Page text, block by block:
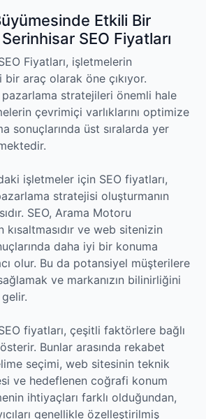
Etkili Bir
SEO Fiyatları
Fiyatları, işletmelerin
araç olarak öne çıkıyor.
stratejileri önemli hale
çevrimiçi varlıklarını optimize
sonuçlarında üst sıralarda yer
işletmeler için SEO fiyatları,
stratejisi oluşturmanın
SEO, Arama Motoru
ve web sitenizin
daha iyi bir konuma
olur. Bu da potansiyel müşterilere
ve markanızın bilinirliğini
fiyatları, çeşitli faktörlere bağlı
Bunlar arasında rekabet
seçimi, web sitesinin teknik
ve hedeflenen coğrafi konum
ihtiyaçları farklı olduğundan,
genellikle özelleştirilmiş